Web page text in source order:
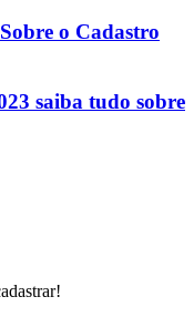
o Cadastro
saiba tudo sobre